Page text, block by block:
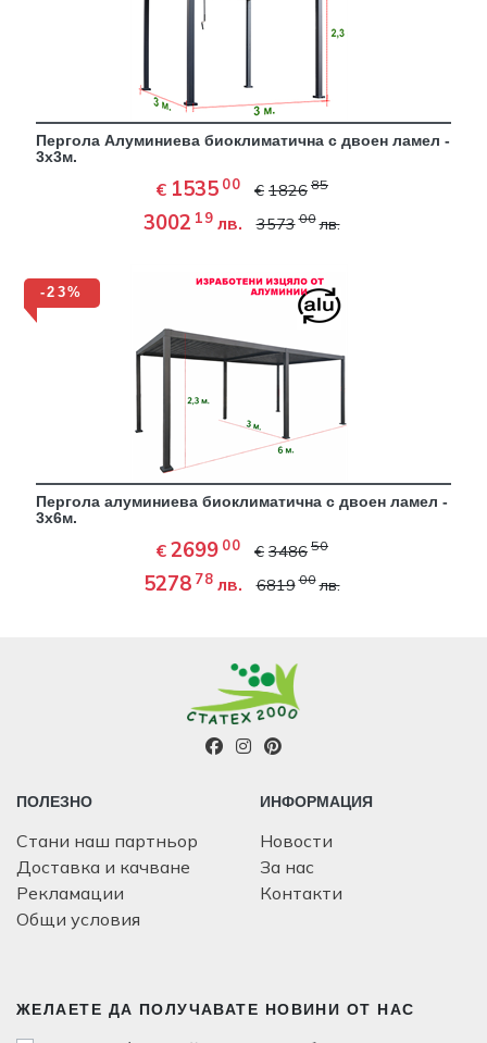
Пергола Aлуминиева биоклиматична с двоен ламел -
3х3м.
€ 1535 00 € 1826 85
3002 19 лв. 3573 00 лв.
-23%
Пергола алуминиева биоклиматична с двоен ламел -
3х6м.
€ 2699 00 € 3486 50
5278 78 лв. 6819 00 лв.
ПОЛЕЗНО
Стани наш партньор
Доставка и качване
Рекламации
Общи условия
ИНФОРМАЦИЯ
Новости
За нас
Контакти
ЖЕЛАЕТЕ ДА ПОЛУЧАВАТЕ НОВИНИ ОТ НАС